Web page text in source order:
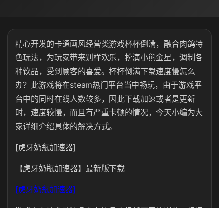
精心开发的卡通画风经营类游戏杯杯倒满，融合肉鸽特
色玩法，为玩家带来别样欢乐，扮演小熊金星，调制各
种饮品，受到顾客的喜爱。杯杯倒满下载速度慢怎么
办？此游戏将在steam热门平台当中畅玩，由于游戏平
台中的同时在线人数较多，因此下载加速或者是更新
时，速度较慢，而且有严重卡顿的情况，今天小编为大
家详细介绍具体的解决方式。
[虎牙奶瓶加速器]
【虎牙奶瓶加速器】最新版下载
[虎牙奶瓶加速器]